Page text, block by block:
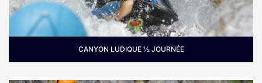
CANYON LUDIQUE ½ JOURNÉE